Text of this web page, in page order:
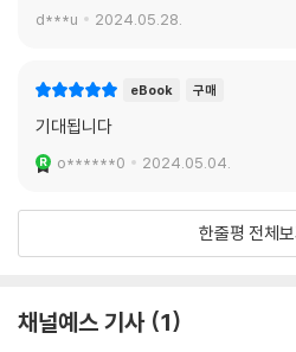
그의 머릿속에는 그가 예전에 죽게 한 이
이 같은 복잡한 상황과 심리를 작가는 거
는 아이러니와 고통을 가장 가혹한 블랙
읽는 이가 폭소할 수밖에 없는 페이지들의
미국의 많은 소설가들과 매체들이 『헌신
작임을 강조하는 것도 이 때문일 것이다.
소설가 토미 오렌지는 “그냥 속편이 아니
d***u 2024.05.28.
eBook 구매
기대됩니다
o******0 2024.05.04.
한줄평 전체
채널예스 기사 1